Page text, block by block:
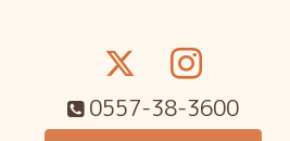
0557-38-3600